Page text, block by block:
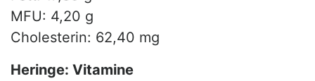
MFU: 4,20 g
Cholesterin: 62,40 mg
Heringe: Vitamine